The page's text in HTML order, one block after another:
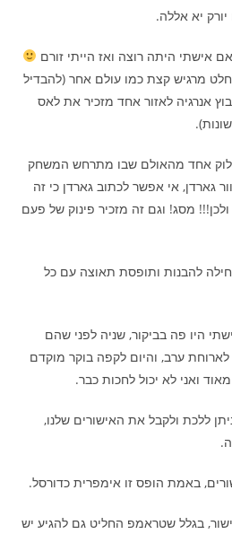
יורק יא אללה.
אישתי היתה רוצה ואז הייתי זורם
מרגיש קצת כמו עולם אחר (להבדיל
אנרגיה לאזור אחד מזכיר את לאס
אחד מהאולם שבו מתרחש המשחק
גארדן, אי אפשר לכתוב גארדן כי זה
מסג! וגם זה מזכיר פינוק של פעם
להבנות ותופסת תאוצה עם כל
היו פה בביקור, שניה לפני שהם
ערב, והיום לקפה בוקר מוקדם
ואני לא יכול לחכות כבר.
ללכת ולקבל את האישורים שלנו,
באמת הופס זו אימפרית כדורסל.
בגלל שטראמפ החליט גם להגיע יש